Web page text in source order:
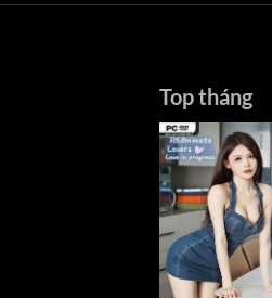
Top tháng